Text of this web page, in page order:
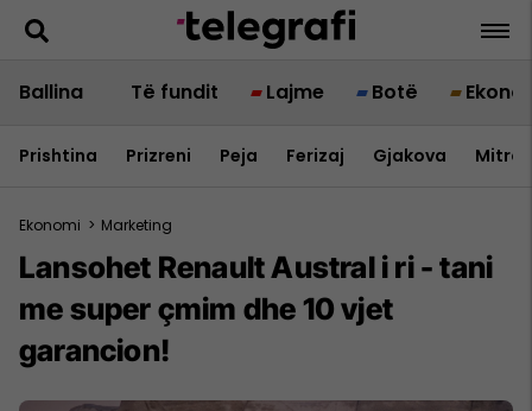
Ballina Të fundit Lajme Botë
Prishtina Prizreni Peja Ferizaj Gjakova
Ekonomi > Marketing
Lansohet Renault Austral i ri - tani
me super çmim dhe 10 vjet
garancion!